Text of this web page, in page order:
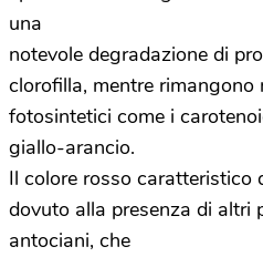
una
notevole degradazione di
clorofilla, mentre
fotosintetici come i
giallo-arancio.
Il colore rosso caratteristico
dovuto alla presenza di altri
antociani, che